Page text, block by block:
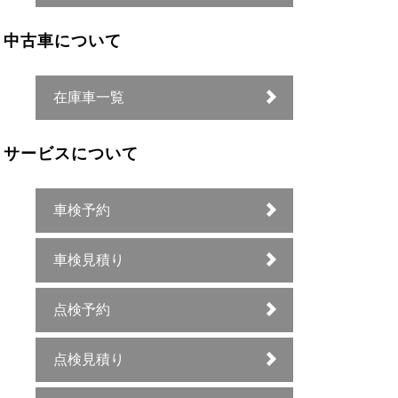
中古車について
在庫車一覧
サービスについて
車検予約
車検見積り
点検予約
点検見積り